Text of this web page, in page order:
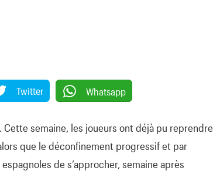
Twitter Whatsapp
Cette semaine, les joueurs ont déjà pu reprendre
que le déconfinement progressif et par
de s’approcher, semaine après